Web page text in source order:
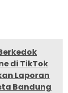
di TikTok
Laporan
Bandung